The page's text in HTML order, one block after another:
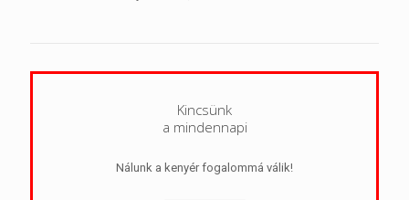
Kincsünk
a mindennapi
Nálunk a kenyér fogalommá válik!